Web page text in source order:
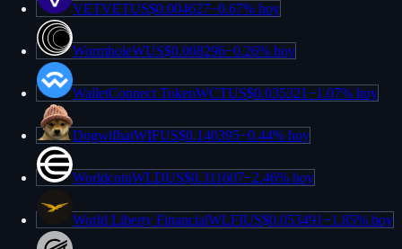
VETVETUS$0.004627−0.67% hoy
WormholeWUS$0.008296−0.26% hoy
WalletConnect TokenWCTUS$0.035321−1.07% hoy
DogwifhatWIFUS$0.140395−0.44% hoy
WorldcoinWLDUS$0.311607−2.46% hoy
World Liberty FinancialWLFIUS$0.053491−1.85% hoy